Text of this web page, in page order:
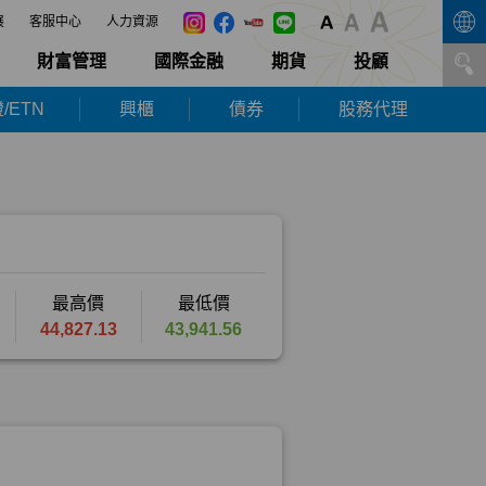
客服中心 人力資源
財富管理 國際金融 期貨 投顧
ETN 興櫃 債券 股務代理